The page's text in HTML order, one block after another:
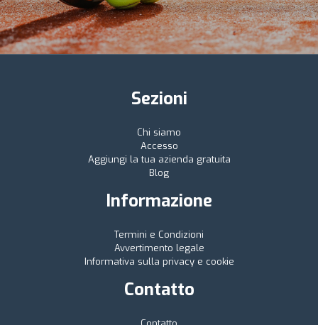
Sezioni
Chi siamo
Accesso
Aggiungi la tua azienda gratuita
Blog
Informazione
Termini e Condizioni
Avvertimento legale
Informativa sulla privacy e cookie
Contatto